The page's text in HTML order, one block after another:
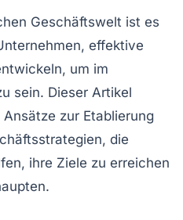
Geschäftswelt ist es
effektive
um im
sein. Dieser Artikel
zur Etablierung
die
ihre Ziele zu erreichen